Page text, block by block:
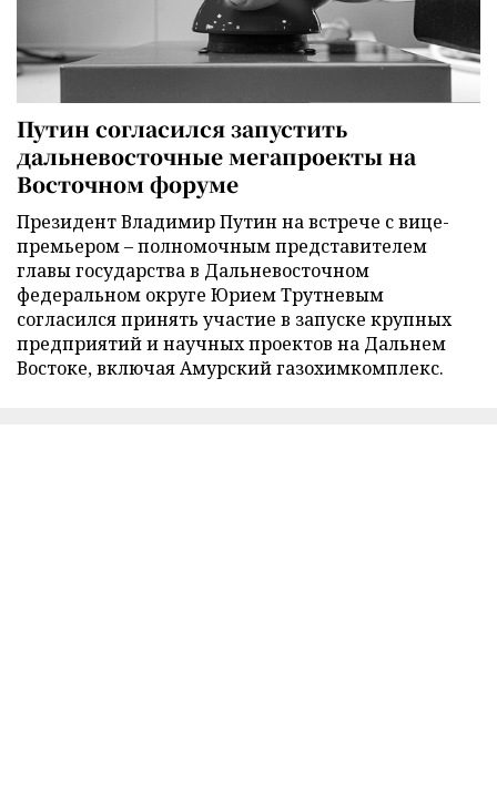
Путин согласился запустить
дальневосточные мегапроекты на
Восточном форуме
Президент Владимир Путин на встрече с вице-
премьером – полномочным представителем
главы государства в Дальневосточном
федеральном округе Юрием Трутневым
согласился принять участие в запуске крупных
предприятий и научных проектов на Дальнем
Востоке, включая Амурский газохимкомплекс.